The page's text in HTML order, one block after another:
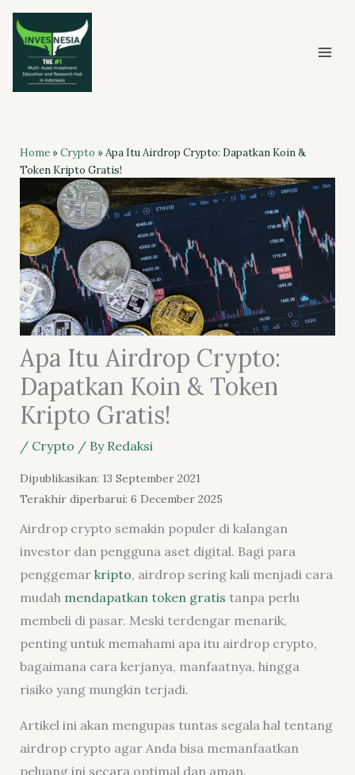
Skip
content
Home»Crypto »Apa Itu Airdrop Crypto: Dapatkan Koin &
Token Kripto Gratis!
Apa Itu Airdrop Crypto:
Dapatkan Koin & Token
Kripto Gratis!
/ Crypto / By Redaksi
Dipublikasikan: 13 September 2021
Terakhir diperbarui: 6 December 2025
Airdrop crypto semakin populer di kalangan
investor dan pengguna aset digital. Bagi para
penggemar kripto, airdrop sering kali menjadi cara
mudah mendapatkan token gratis tanpa perlu
membeli di pasar. Meski terdengar menarik,
penting untuk memahami apa itu airdrop crypto,
bagaimana cara kerjanya, manfaatnya, hingga
risiko yang mungkin terjadi.
Artikel ini akan mengupas tuntas segala hal tentang
airdrop crypto agar Anda bisa memanfaatkan
peluang ini secara optimal dan aman.